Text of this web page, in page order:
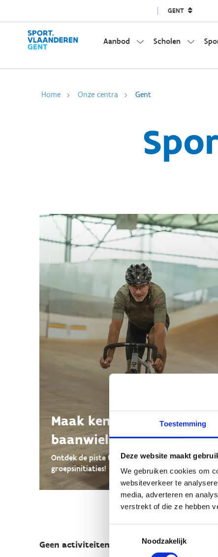
Toestemming
Deze website maakt
We gebruiken cookies om
websiteverkeer te
media, adverteren en
verstrekt of die ze hebben
Noodzakelijk
GENT
Aanbod Scholen
Home Onze centra Gent
Maak kennis met
baanwielrennen
Ontdek de piste tijdens onze vrije trainingen of
groepsinitiaties!
Geen activiteiten op de kalender.